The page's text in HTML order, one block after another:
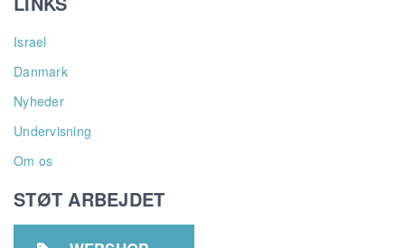
Israel
Danmark
Nyheder
Undervisning
Om os
STØT ARBEJDET